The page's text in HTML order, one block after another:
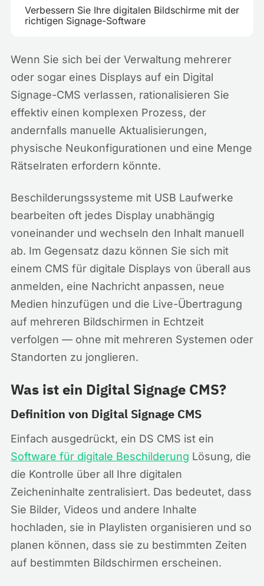
Verbessern Sie Ihre digitalen Bildschirme mit der
richtigen Signage-Software
Wenn Sie sich bei der Verwaltung mehrerer
oder sogar eines Displays auf ein Digital
Signage-CMS verlassen, rationalisieren Sie
effektiv einen komplexen Prozess, der
andernfalls manuelle Aktualisierungen,
physische Neukonfigurationen und eine Menge
Rätselraten erfordern könnte.
Beschilderungssysteme mit USB Laufwerke
bearbeiten oft jedes Display unabhängig
voneinander und wechseln den Inhalt manuell
ab. Im Gegensatz dazu können Sie sich mit
einem CMS für digitale Displays von überall aus
anmelden, eine Nachricht anpassen, neue
Medien hinzufügen und die Live-Übertragung
auf mehreren Bildschirmen in Echtzeit
verfolgen — ohne mit mehreren Systemen oder
Standorten zu jonglieren.
Was ist ein Digital Signage CMS?
Definition von Digital Signage CMS
Einfach ausgedrückt, ein DS CMS ist ein
Software für digitale Beschilderung Lösung, die
die Kontrolle über all Ihre digitalen
Zeicheninhalte zentralisiert. Das bedeutet, dass
Sie Bilder, Videos und andere Inhalte
hochladen, sie in Playlisten organisieren und so
planen können, dass sie zu bestimmten Zeiten
auf bestimmten Bildschirmen erscheinen.